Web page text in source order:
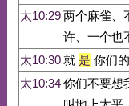
太10:29两个麻雀、
许、一个也
太10:30就 是 你们
太10:34你们不要想